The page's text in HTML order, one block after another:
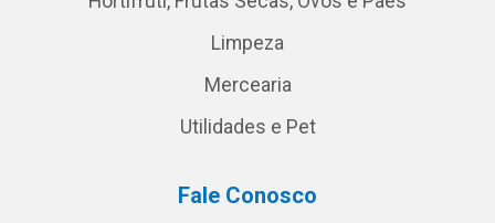
Limpeza
Mercearia
Utilidades e Pet
Fale Conosco